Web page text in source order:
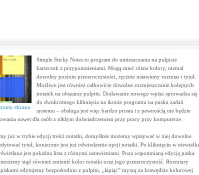
ekranu
Simple Sticky Notes to program do umieszczania na pulpicie
karteczek z przypomnieniami. Mogą mieć różne kolory, niemal
dowolny poziom przezroczystości, ręcznie ustawiony rozmiar i tytuł.
Możliwe jest również całkowicie dowolne rozmieszczanie kolejnych
notatek na obszarze pulpitu. Dodawanie nowego wpisu sprowadza się
do dwukrotnego kliknięcia na ikonie programu na pasku zadań
systemu – obsługa jest więc bardzo prosta i z pewnością nie będzie
nawet dla osób z nikłym doświadczeniem przy pracy przy komputerze.
już w trybie edycji treści notatki, domyślnie możemy wpisywać w niej dowolne
tytuł, konieczne jest już odwiedzenie opcji notatki. Po kliknięciu w niewielki
jest pokaźna lista z różnymi ustawieniami. Poza wspomnianą edycją paska
stąd również zmienić kolor notatki oraz jego przezroczystość. Rozmiary
edytujemy bezpośrednio z pulpitu, „łapiąc” myszą za krawędzie kolorowej